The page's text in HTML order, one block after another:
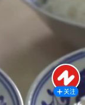
关注